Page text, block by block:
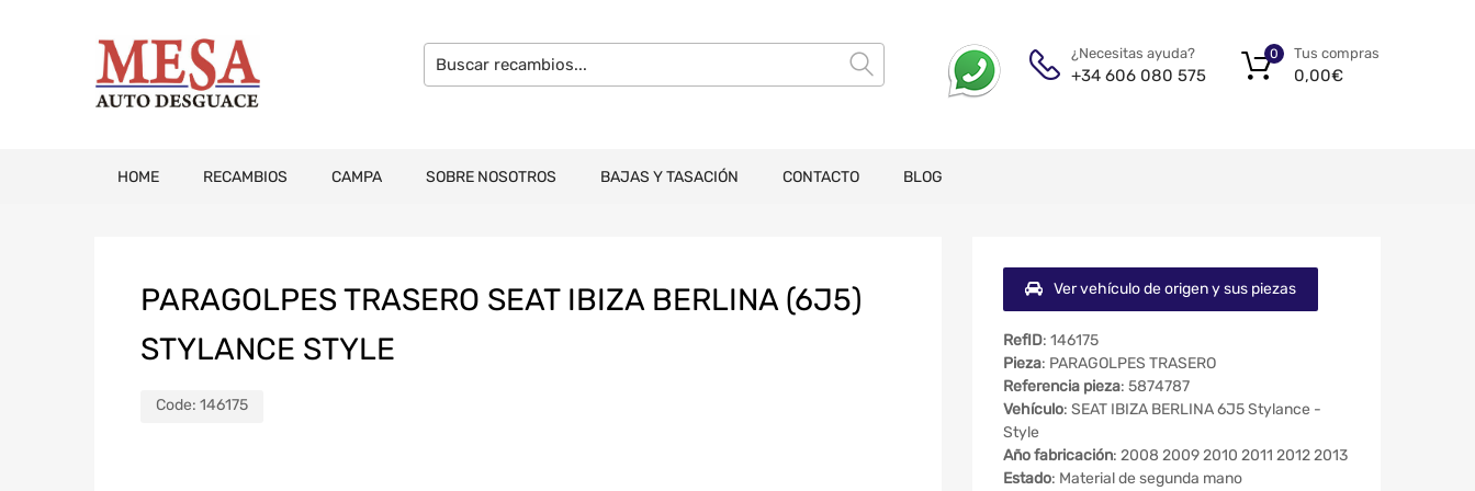
¿Necesitas ayuda?
+34 606 080 575
Tus compras
0,00€
0
HOME RECAMBIOS CAMPA SOBRE NOSOTROS BAJAS Y TASACIÓN CONTACTO BLOG
PARAGOLPES TRASERO SEAT IBIZA BERLINA (6J5)
STYLANCE STYLE
Code: 146175
Ver vehículo de origen y sus piezas
RefID: 146175
Pieza: PARAGOLPES TRASERO
Referencia pieza: 5874787
Vehículo: SEAT IBIZA BERLINA 6J5 Stylance -
Style
Año fabricación: 2008 2009 2010 2011 2012 2013
Estado: Material de segunda mano